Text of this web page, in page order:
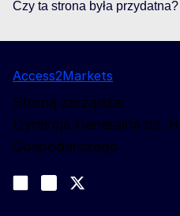
Czy ta strona była przydatna?
Access2Markets
Stroną zarządza:
Dyrekcja Generalna ds.
Gospodarczego
Join us on LinkedIn
Trade-Off podcast